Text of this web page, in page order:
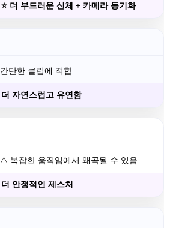
⭐ 더 부드러운 신체 + 카메라 동기화
간단한 클립에 적합
더 자연스럽고 유연함
⚠️ 복잡한 움직임에서 왜곡될 수 있음
더 안정적인 제스처